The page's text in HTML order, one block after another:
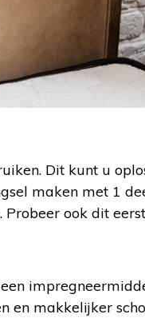
Dit kunt u
maken met 1
ook dit
en makkelijker